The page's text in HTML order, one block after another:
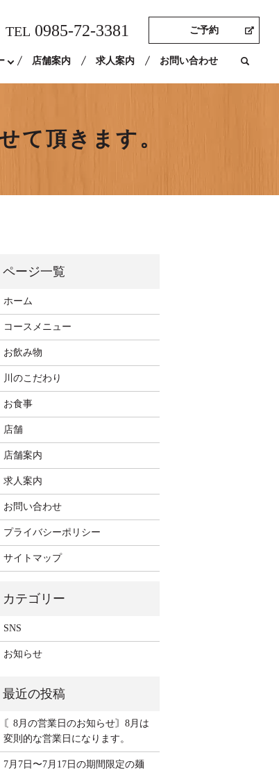
店舗案内 求人案内 お問い合わせ
TEL 0985-72-3381 ご予約
て頂きます。
ホーム
コースメニュー
お飲み物
川のこだわり
お食事
店舗
店舗案内
求人案内
お問い合わせ
プライバシーポリシー
サイトマップ
SNS
お知らせ
〘8月の営業日のお知らせ〙8月は
変則的な営業日になります。
7月7日〜7月17日の期間限定の麺